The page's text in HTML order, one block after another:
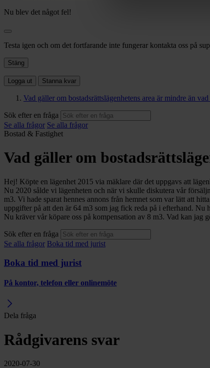
Nu blev det något fel!
Testa igen och om det fortfarande inte fungerar kontakta oss på
Stäng
Logga ut Stanna kvar
Vad gäller om bostadsrättslägenhetens area är mindre än
Sök efter en fråga
Se alla frågor Se alla frågor
Bostad & Fastighet
Vad gäller om
Hej! Köpte en lägenhet 2015 via mäklare där det uppgavs att
Nu 2020 sålde vi lägenheten och när vi skulle diskutera vår
m3. Vi hade sparat hennes annons från hemnet som var lätt att
uppgifter på att den är 64 m3 som jag fick reda på i efterhand.
Nu kräver vår köpare oss på kompensation av 8 m3. Vad kan jag
Sök efter en fråga
Se alla frågor Boka tid med jurist
Boka tid med jurist
På kontor, telefon eller onlinemöte
Dela fråga
Rådgivarens svar
2020-07-30